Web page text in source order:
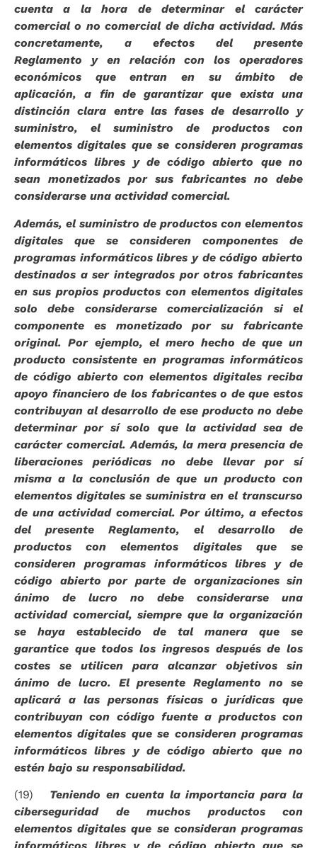
cuenta a la hora de determinar el carácter
comercial o no comercial de dicha actividad. Más
concretamente, a efectos del presente
Reglamento y en relación con los operadores
económicos que entran en su ámbito de
aplicación, a fin de garantizar que exista una
distinción clara entre las fases de desarrollo y
suministro, el suministro de productos con
elementos digitales que se consideren programas
informáticos libres y de código abierto que no
sean monetizados por sus fabricantes no debe
considerarse una actividad comercial.
Además, el suministro de productos con elementos
digitales que se consideren componentes de
programas informáticos libres y de código abierto
destinados a ser integrados por otros fabricantes
en sus propios productos con elementos digitales
solo debe considerarse comercialización si el
componente es monetizado por su fabricante
original. Por ejemplo, el mero hecho de que un
producto consistente en programas informáticos
de código abierto con elementos digitales reciba
apoyo financiero de los fabricantes o de que estos
contribuyan al desarrollo de ese producto no debe
determinar por sí solo que la actividad sea de
carácter comercial. Además, la mera presencia de
liberaciones periódicas no debe llevar por sí
misma a la conclusión de que un producto con
elementos digitales se suministra en el transcurso
de una actividad comercial. Por último, a efectos
del presente Reglamento, el desarrollo de
productos con elementos digitales que se
consideren programas informáticos libres y de
código abierto por parte de organizaciones sin
ánimo de lucro no debe considerarse una
actividad comercial, siempre que la organización
se haya establecido de tal manera que se
garantice que todos los ingresos después de los
costes se utilicen para alcanzar objetivos sin
ánimo de lucro. El presente Reglamento no se
aplicará a las personas físicas o jurídicas que
contribuyan con código fuente a productos con
elementos digitales que se consideren programas
informáticos libres y de código abierto que no
estén bajo su responsabilidad.
(19) Teniendo en cuenta la importancia para la
ciberseguridad de muchos productos con
elementos digitales que se consideran programas
F
a
c
e
b
o
o
k
T
w
i
t
t
e